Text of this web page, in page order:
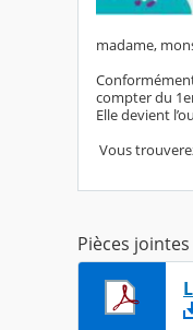
madame,
compter du
Elle devient
Vous
Pièces jointes